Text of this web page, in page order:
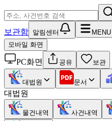
보관함 알림센터
MENU
모바일 화면
PC화면 공유 보관
대법원 문서
대법원
물건내역 사건내역